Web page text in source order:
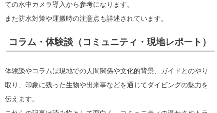
ての水中カメラ導入から参考になります。
また防水対策や運搬時の注意点も詳述されています。
コラム・体験談（コミュニティ・現地レポート）
体験談やコラムは現地での人間関係や文化的背景、ガイドとのやり
取り、印象に残った生物や出来事などを通じてダイビングの魅力を
伝えます。